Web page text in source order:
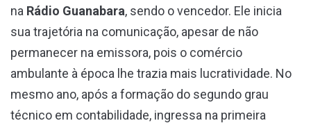
na Rádio Guanabara, sendo o vencedor. Ele inicia
sua trajetória na comunicação, apesar de não
permanecer na emissora, pois o comércio
ambulante à época lhe trazia mais lucratividade. No
mesmo ano, após a formação do segundo grau
técnico em contabilidade, ingressa na primeira